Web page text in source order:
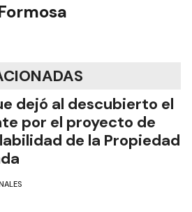
dejó al descubierto el
por el proyecto de
de la Propiedad